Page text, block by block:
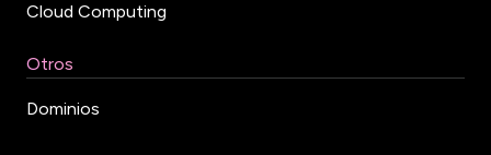
Cloud Computing
Otros
Dominios